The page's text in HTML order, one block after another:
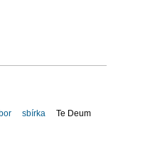
sbírka
Te Deum